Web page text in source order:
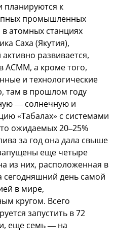
планируются к
промышленных
атомных станциях
Саха (Якутия),
развивается,
АСММ, а кроме того,
и технологические
там в прошлом году
— солнечную и
«Табалах» с системами
ожидаемых 20–25%
за год она дала свыше
еще четыре
из них, расположенная в
сегодняшний день самой
в мире,
кругом. Всего
запустить в 72
еще семь — на